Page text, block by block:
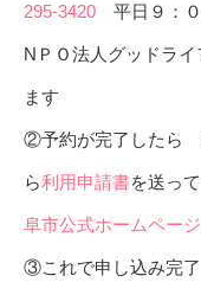
295-3420 平日９：
NＰＯ法人グッドラ
ます
②予約が完了したら
ら利用申請書を送っ
阜市公式ホームペー
③これで申し込み完了